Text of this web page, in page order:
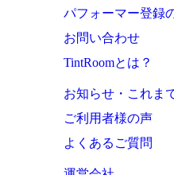
パフォーマー登録
お問い合わせ
TintRoomとは？
お知らせ・これま
ご利用者様の声
よくあるご質問